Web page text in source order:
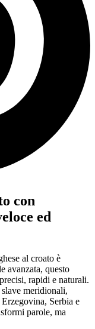
con
ed
al croato è
avanzata, questo
rapidi e naturali.
meridionali,
Serbia e
parole, ma